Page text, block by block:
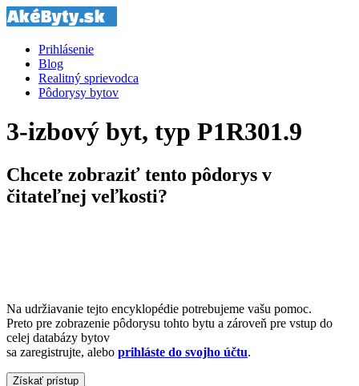
Prihlásenie
Blog
Realitný sprievodca
Pôdorysy bytov
3-izbový byt, typ P1R301.9
Chcete zobraziť tento pôdorys v
čitateľnej veľkosti?
Na udržiavanie tejto encyklopédie potrebujeme vašu pomoc.
Preto pre zobrazenie pôdorysu tohto bytu a zároveň pre vstup do
celej databázy bytov
sa zaregistrujte, alebo prihláste do svojho účtu.